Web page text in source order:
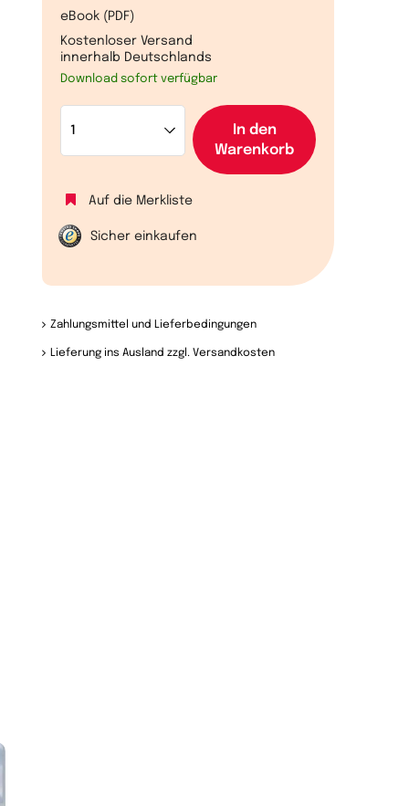
eBook (PDF)
Kostenloser Versand
innerhalb Deutschlands
Download sofort verfügbar
In den
Warenkorb
Auf die Merkliste
Sicher einkaufen
Zahlungsmittel und Lieferbedingungen
Lieferung ins Ausland zzgl. Versandkosten